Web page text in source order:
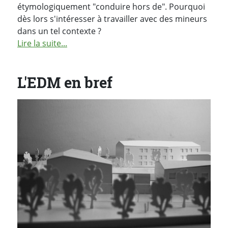
étymologiquement "conduire hors de". Pourquoi
dès lors s'intéresser à travailler avec des mineurs
dans un tel contexte ?
Lire la suite...
L'EDM en bref